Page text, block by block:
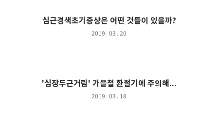
심근경색초기증상은 어떤 것들이 있을까?
2019 . 03 . 20
'심장두근거림' 가을철 환절기에 주의해...
2019 . 03 . 18